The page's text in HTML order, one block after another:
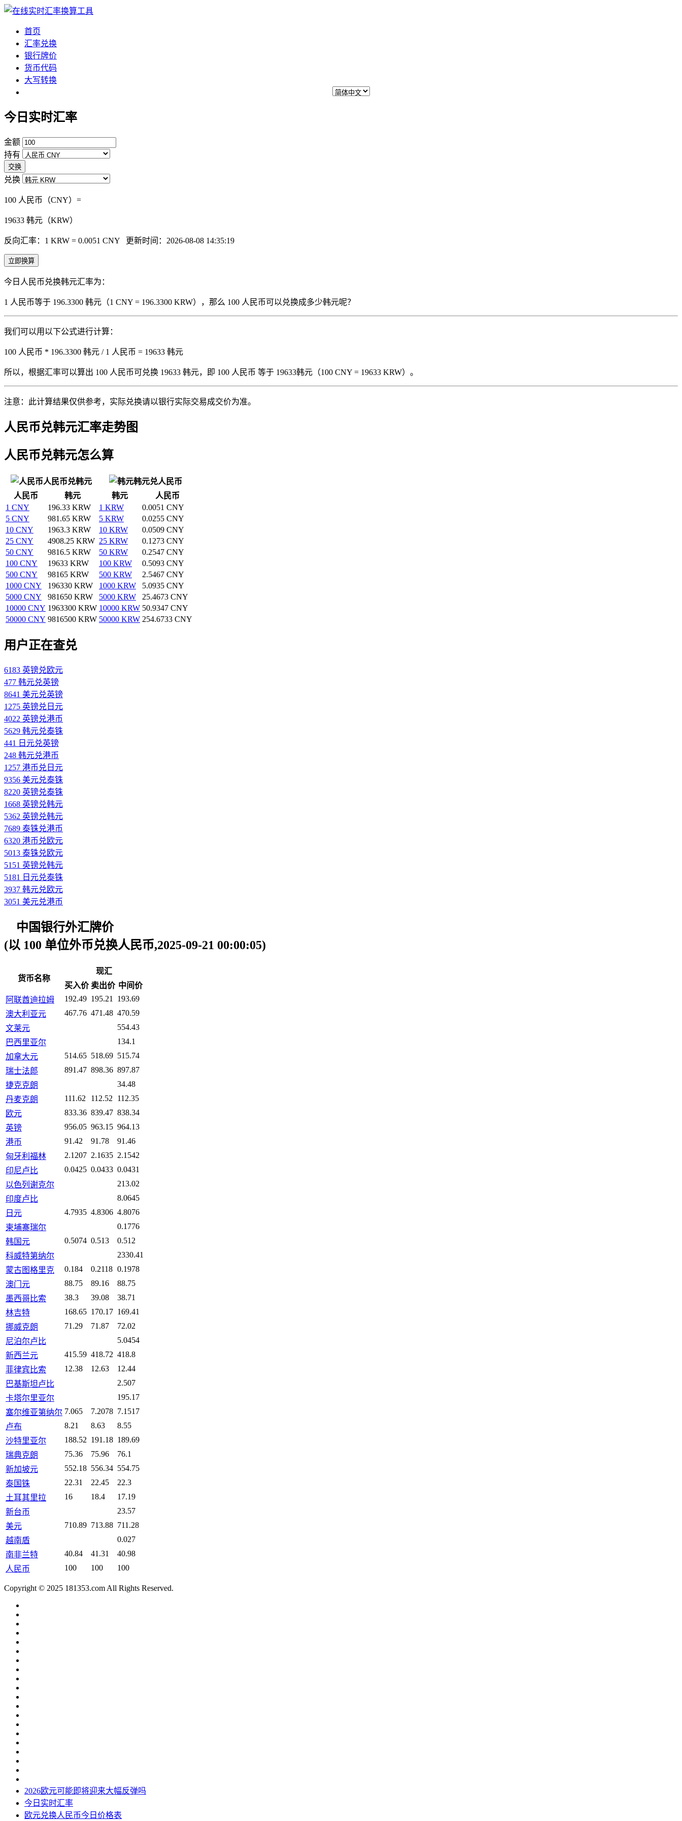
首页
汇率兑换
银行牌价
货币代码
大写转换
今日实时汇率
金额
持有
交换
兑换
100 人民币（CNY）=
19633 韩元（KRW）
反向汇率：1 KRW = 0.0051 CNY 更新时间：2026-08-08 14:35:19
立即换算
今日人民币兑换韩元汇率为：
1 人民币等于 196.3300 韩元（1 CNY = 196.3300 KRW），那么 100 人民币可以兑换成多少韩元呢？
我们可以用以下公式进行计算：
100 人民币 * 196.3300 韩元 / 1 人民币 = 19633 韩元
所以，根据汇率可以算出 100 人民币可兑换 19633 韩元，即 100 人民币 等于 19633韩元（100 CNY = 19633 KRW）。
注意：此计算结果仅供参考，实际兑换请以银行实际交易成交价为准。
人民币兑韩元汇率走势图
人民币兑韩元怎么算
人民币兑韩元
韩元兑人民币
人民币
韩元 韩元
人民币
1 CNY
196.33 KRW 1 KRW
0.0051 CNY
5 CNY
981.65 KRW 5 KRW
0.0255 CNY
10 CNY
1963.3 KRW 10 KRW
0.0509 CNY
25 CNY
4908.25 KRW 25 KRW
0.1273 CNY
50 CNY
9816.5 KRW 50 KRW
0.2547 CNY
100 CNY
19633 KRW 100 KRW
0.5093 CNY
500 CNY
98165 KRW 500 KRW
2.5467 CNY
1000 CNY
196330 KRW 1000 KRW
5.0935 CNY
5000 CNY
981650 KRW 5000 KRW
25.4673 CNY
10000 CNY 1963300 KRW 10000 KRW 50.9347 CNY
50000 CNY 9816500 KRW 50000 KRW 254.6733 CNY
用户正在查兑
6183 英镑兑欧元
477 韩元兑英镑
8641 美元兑英镑
1275 英镑兑日元
4022 英镑兑港币
5629 韩元兑泰铢
441 日元兑英镑
248 韩元兑港币
1257 港币兑日元
9356 美元兑泰铢
8220 英镑兑泰铢
1668 英镑兑韩元
5362 英镑兑韩元
7689 泰铢兑港币
6320 港币兑欧元
5013 泰铢兑欧元
5151 英镑兑韩元
5181 日元兑泰铢
3937 韩元兑欧元
3051 美元兑港币
中国银行外汇牌价
(以 100 单位外币兑换人民币,2025-09-21 00:00:05)
货币名称
现汇
买入价 卖出价 中间价
阿联酋迪拉姆
192.49 195.21
193.69
澳大利亚元
467.76 471.48 470.59
文莱元
554.43
巴西里亚尔
134.1
加拿大元
514.65 518.69 515.74
瑞士法郎
891.47 898.36 897.87
捷克克朗
34.48
丹麦克朗
111.62 112.52
112.35
欧元
833.36 839.47 838.34
英镑
956.05 963.15 964.13
港币
91.42 91.78
91.46
匈牙利福林
2.1207 2.1635 2.1542
印尼卢比
0.0425 0.0433 0.0431
以色列谢克尔
213.02
印度卢比
8.0645
日元
4.7935 4.8306 4.8076
柬埔寨瑞尔
0.1776
韩国元
0.5074 0.513
0.512
科威特第纳尔
2330.41
蒙古图格里克
0.184 0.2118 0.1978
澳门元
88.75 89.16
88.75
墨西哥比索
38.3 39.08
38.71
林吉特
168.65 170.17 169.41
挪威克朗
71.29 71.87
72.02
尼泊尔卢比
5.0454
新西兰元
415.59 418.72 418.8
菲律宾比索
12.38 12.63
12.44
巴基斯坦卢比
2.507
卡塔尔里亚尔
195.17
塞尔维亚第纳尔 7.065 7.2078 7.1517
卢布
8.21 8.63
8.55
沙特里亚尔
188.52 191.18 189.69
瑞典克朗
75.36 75.96
76.1
新加坡元
552.18 556.34 554.75
泰国铢
22.31 22.45
22.3
土耳其里拉
16 18.4
17.19
新台币
23.57
美元
710.89 713.88 711.28
越南盾
0.027
南非兰特
40.84 41.31
40.98
人民币
100 100 100
Copyright © 2025 181353.com All Rights Reserved.
2026欧元可能即将迎来大幅反弹吗
今日实时汇率
欧元兑换人民币今日价格表